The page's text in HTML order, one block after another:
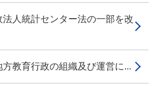
人統計センター法の一部を改
教育行政の組織及び運営に...